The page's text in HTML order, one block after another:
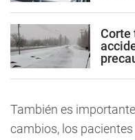
Corte
También es
cambios, los